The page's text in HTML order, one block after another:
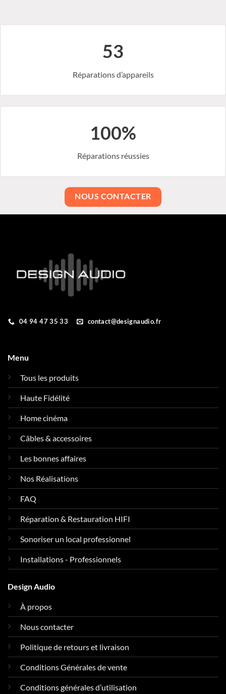
53
Réparations d’appareils
100%
Réparations réussies
NOUS CONTACTER
04 94 47 35 33 contact@designaudio.fr
Menu
Tous les produits
Haute Fidélité
Home cinéma
Câbles & accessoires
Les bonnes affaires
Nos Réalisations
FAQ
Réparation & Restauration HIFI
Sonoriser un local professionnel
Installations - Professionnels
Design Audio
À propos
Nous contacter
Politique de retours et livraison
Conditions Générales de vente
Conditions générales d’utilisation